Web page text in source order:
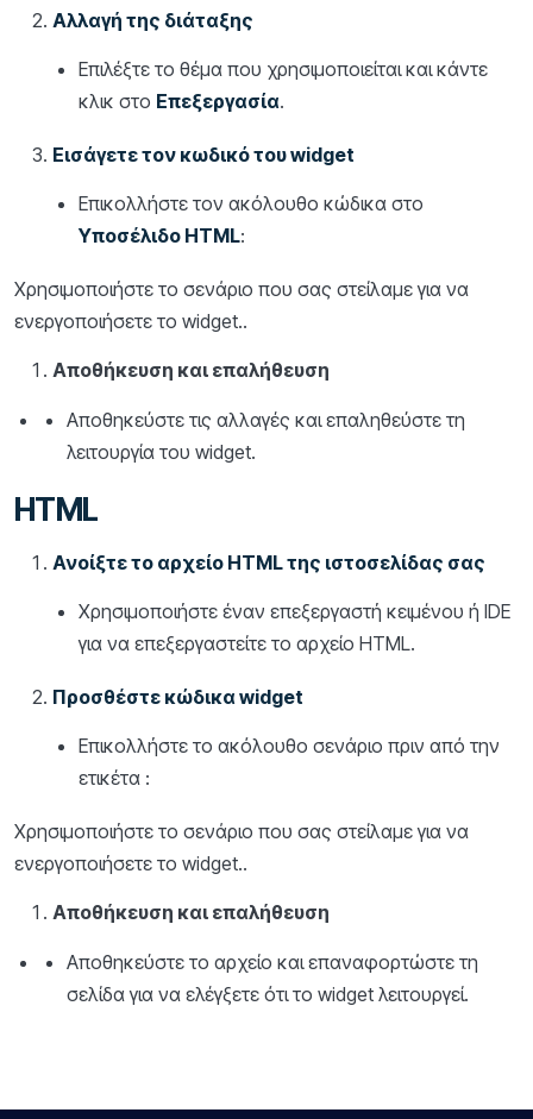
Αλλαγή της διάταξης
Επιλέξτε το θέμα που χρησιμοποιείται και κάντε
κλικ στο Επεξεργασία.
Εισάγετε τον κωδικό του widget
Επικολλήστε τον ακόλουθο κώδικα στο
Υποσέλιδο HTML:
Χρησιμοποιήστε το σενάριο που σας στείλαμε για να
ενεργοποιήσετε το widget..
Αποθήκευση και επαλήθευση
Αποθηκεύστε τις αλλαγές και επαληθεύστε τη
λειτουργία του widget.
HTML
Ανοίξτε το αρχείο HTML της ιστοσελίδας σας
Χρησιμοποιήστε έναν επεξεργαστή κειμένου ή IDE
για να επεξεργαστείτε το αρχείο HTML.
Προσθέστε κώδικα widget
Επικολλήστε το ακόλουθο σενάριο πριν από την
ετικέτα :
Χρησιμοποιήστε το σενάριο που σας στείλαμε για να
ενεργοποιήσετε το widget..
Αποθήκευση και επαλήθευση
Αποθηκεύστε το αρχείο και επαναφορτώστε τη
σελίδα για να ελέγξετε ότι το widget λειτουργεί.